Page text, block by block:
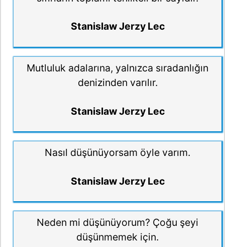
Stanislaw Jerzy Lec
Mutluluk adalarına, yalnızca sıradanlığın
denizinden varılır.
Stanislaw Jerzy Lec
Nasıl düşünüyorsam öyle varım.
Stanislaw Jerzy Lec
Neden mi düşünüyorum? Çoğu şeyi
düşünmemek için.